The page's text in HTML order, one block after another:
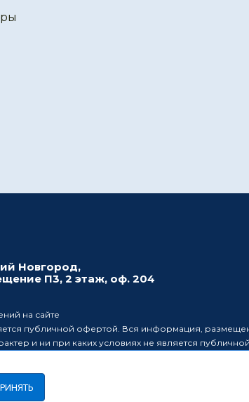
Новгород,
П3, 2 этаж, оф. 204
на сайте
публичной офертой. Вся информация,
и ни при каких условиях не является
вносить изменения в информацию,